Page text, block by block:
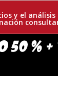
y el